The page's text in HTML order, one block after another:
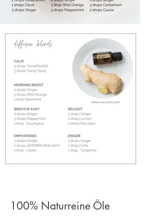
100% Naturreine Öle